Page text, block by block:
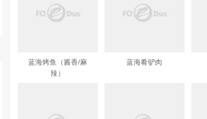
蓝海烤鱼（酱香/麻
辣）
蓝海肴驴肉